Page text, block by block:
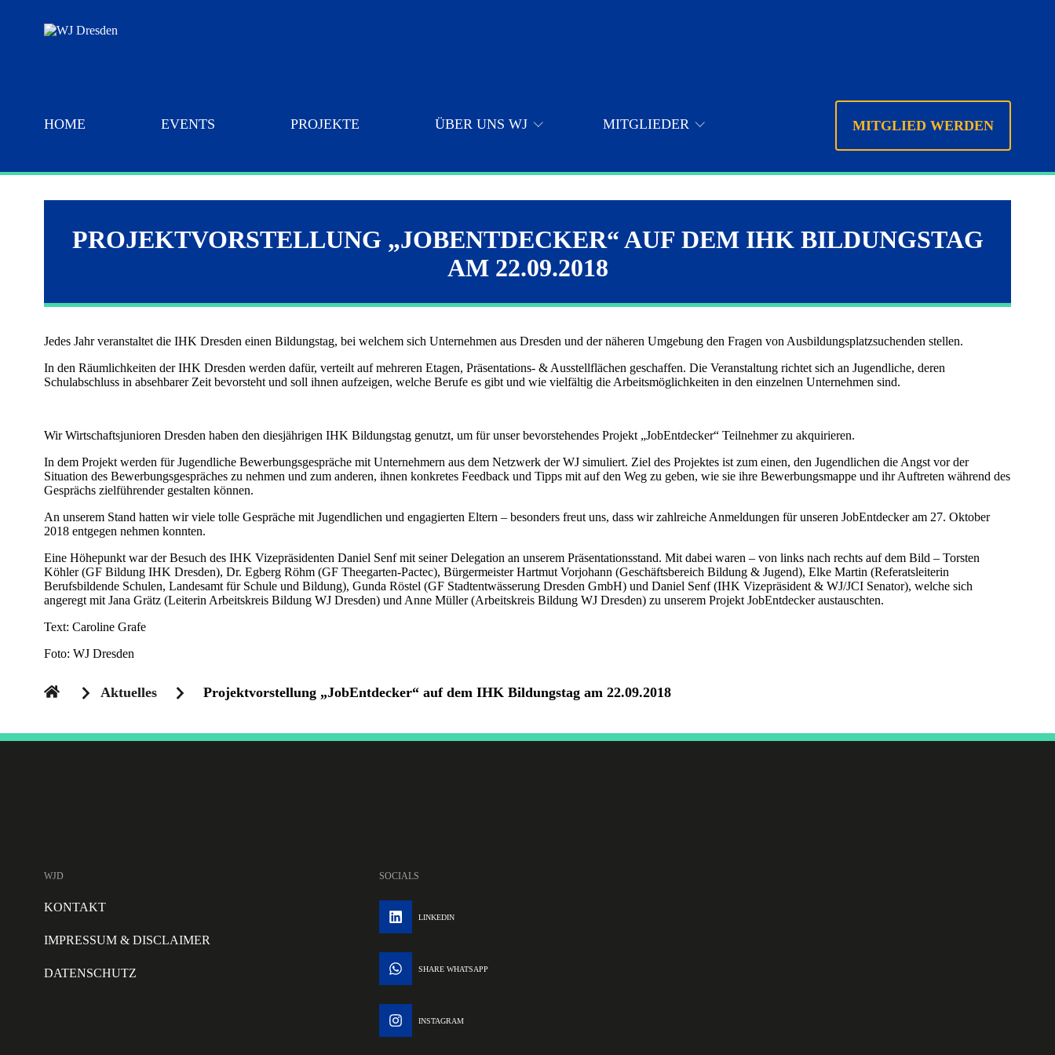
MITGLIED WERDEN
HOME EVENTS PROJEKTE ÜBER UNS WJ MITGLIEDER
Vorstand WJ Dresden
PROJEKTVORSTELLUNG „JOBENTDECKER“ AUF DEM IHK BILDUNGSTAG
AM 22.09.2018
Jedes Jahr veranstaltet die IHK Dresden einen Bildungstag, bei welchem sich Unternehmen aus Dresden und der näheren Umgebung den Fragen von Ausbildungsplatzsuchenden stellen.
In den Räumlichkeiten der IHK Dresden werden dafür, verteilt auf mehreren Etagen, Präsentations- & Ausstellflächen geschaffen. Die Veranstaltung richtet sich an Jugendliche, deren
Schulabschluss in absehbarer Zeit bevorsteht und soll ihnen aufzeigen, welche Berufe es gibt und wie vielfältig die Arbeitsmöglichkeiten in den einzelnen Unternehmen sind.
Wir Wirtschaftsjunioren Dresden haben den diesjährigen IHK Bildungstag genutzt, um für unser bevorstehendes Projekt „JobEntdecker“ Teilnehmer zu akquirieren.
In dem Projekt werden für Jugendliche Bewerbungsgespräche mit Unternehmern aus dem Netzwerk der WJ simuliert. Ziel des Projektes ist zum einen, den Jugendlichen die Angst vor der
Situation des Bewerbungsgespräches zu nehmen und zum anderen, ihnen konkretes Feedback und Tipps mit auf den Weg zu geben, wie sie ihre Bewerbungsmappe und ihr Auftreten während des
Gesprächs zielführender gestalten können.
An unserem Stand hatten wir viele tolle Gespräche mit Jugendlichen und engagierten Eltern – besonders freut uns, dass wir zahlreiche Anmeldungen für unseren JobEntdecker am 27. Oktober
2018 entgegen nehmen konnten.
Eine Höhepunkt war der Besuch des IHK Vizepräsidenten Daniel Senf mit seiner Delegation an unserem Präsentationsstand. Mit dabei waren – von links nach rechts auf dem Bild – Torsten
Köhler (GF Bildung IHK Dresden), Dr. Egberg Röhm (GF Theegarten-Pactec), Bürgermeister Hartmut Vorjohann (Geschäftsbereich Bildung & Jugend), Elke Martin (Referatsleiterin
Berufsbildende Schulen, Landesamt für Schule und Bildung), Gunda Röstel (GF Stadtentwässerung Dresden GmbH) und Daniel Senf (IHK Vizepräsident & WJ/JCI Senator), welche sich
angeregt mit Jana Grätz (Leiterin Arbeitskreis Bildung WJ Dresden) und Anne Müller (Arbeitskreis Bildung WJ Dresden) zu unserem Projekt JobEntdecker austauschten.
Text: Caroline Grafe
Foto: WJ Dresden
Aktuelles Projektvorstellung „JobEntdecker“ auf dem IHK Bildungstag am 22.09.2018
WJD
KONTAKT
IMPRESSUM & DISCLAIMER
DATENSCHUTZ
SOCIALS
LINKEDIN
SHARE WHATSAPP
INSTAGRAM